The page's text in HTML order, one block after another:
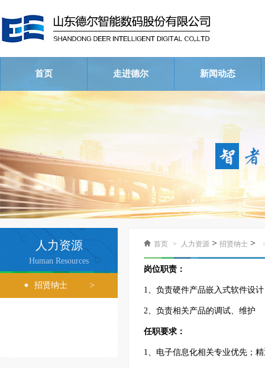
首页 走进德尔
公司简介
荣誉资质
企业文化
新闻动态
公司新闻
行业新闻
视频中心
人力资源
Human Resources
招贤纳士 >
首页 > 人力资源 > 招贤纳士 >
岗位职责：
1、负责硬件产品嵌入式软件设
2、负责相关产品的调试、维护
任职要求：
1、电子信息化相关专业优先；